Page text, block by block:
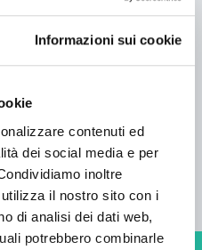
Informazioni sui cookie
contenuti ed
dei social media e per
inoltre
il nostro sito con i
di analisi dei dati web,
potrebbero combinarle
tra scultura,
sue opere si
ironia, i colori vivaci
sociale. Attraverso
lo spettatore a
spazio e società.
visita!